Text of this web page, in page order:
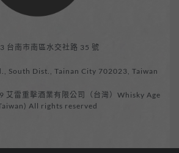
台南市南區水交社路 35 號
South Dist., Tainan City 702023, Taiwan
雷重擊酒業有限公司（台灣）Whisky Age
All rights reserved